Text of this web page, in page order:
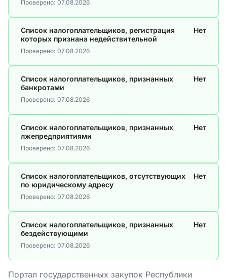
Проверено: 07.08.2026
Список налогоплательщиков, регистрация
которых признана недействительной
Нет
Проверено: 07.08.2026
Список налогоплательщиков, признанных
банкротами
Нет
Проверено: 07.08.2026
Список налогоплательщиков, признанных
лжепредприятиями
Нет
Проверено: 07.08.2026
Список налогоплательщиков, отсутствующих
по юридическому адресу
Нет
Проверено: 07.08.2026
Список налогоплательщиков, признанных
бездействующими
Нет
Проверено: 07.08.2026
Портал государственных закупок Республики